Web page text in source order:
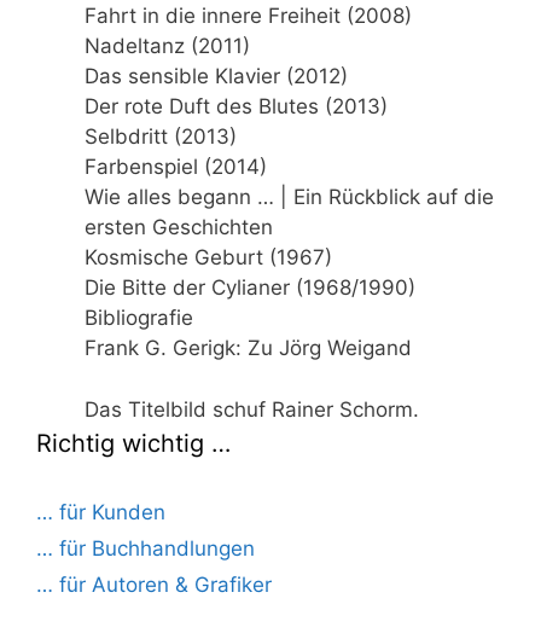
Fahrt in die innere Freiheit (2008)
Nadeltanz (2011)
Das sensible Klavier (2012)
Der rote Duft des Blutes (2013)
Selbdritt (2013)
Farbenspiel (2014)
Wie alles begann … | Ein Rückblick auf die
ersten Geschichten
Kosmische Geburt (1967)
Die Bitte der Cylianer (1968/1990)
Bibliografie
Frank G. Gerigk: Zu Jörg Weigand
Das Titelbild schuf Rainer Schorm.
Richtig wichtig …
… für Kunden
… für Buchhandlungen
… für Autoren & Grafiker